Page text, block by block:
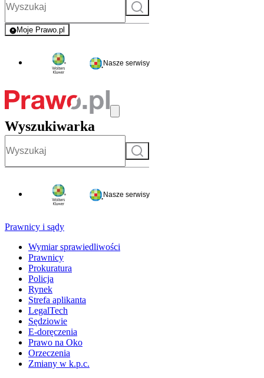
Szukaj
Moje Prawo.pl
- rejestracja i logowanie do serwisu
Nasze serwisy
Wyszukiwarka
Szukaj
Nasze serwisy
Prawnicy i sądy
Wymiar sprawiedliwości
Prawnicy
Prokuratura
Policja
Rynek
Strefa aplikanta
LegalTech
Sędziowie
E-doręczenia
Prawo na Oko
Orzeczenia
Zmiany w k.p.c.